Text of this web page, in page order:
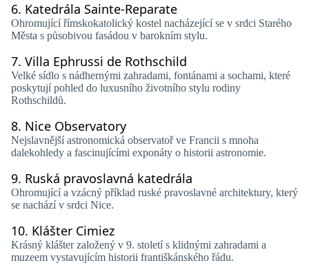
6. Katedrála Sainte-Reparate
Ohromující římskokatolický kostel nacházející se v srdci Starého
Města s působivou fasádou v barokním stylu.
7. Villa Ephrussi de Rothschild
Velké sídlo s nádhernými zahradami, fontánami a sochami, které
poskytují pohled do luxusního životního stylu rodiny
Rothschildů.
8. Nice Observatory
Nejslavnější astronomická observatoř ve Francii s mnoha
dalekohledy a fascinujícími exponáty o historii astronomie.
9. Ruská pravoslavná katedrála
Ohromující a vzácný příklad ruské pravoslavné architektury, který
se nachází v srdci Nice.
10. Klášter Cimiez
Krásný klášter založený v 9. století s klidnými zahradami a
muzeem vystavujícím historii františkánského řádu.